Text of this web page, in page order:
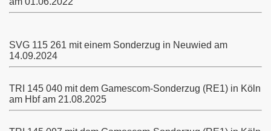
SVG 115 261 mit einem Sonderzug in Neuwied am
14.09.2024
TRI 145 040 mit dem Gamescom-Sonderzug (RE1) in Köln
am Hbf am 21.08.2025